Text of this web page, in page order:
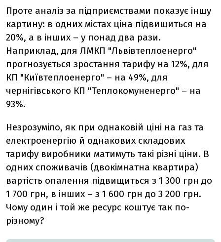
Проте аналіз за підприємствами показує іншу
картину: в одних містах ціна підвищиться на
20%, а в інших – у понад два рази.
Наприклад, для ЛМКП "Львівтеплоенерго"
прогнозується зростання тарифу на 12%, для
КП "Київтеплоенерго" – на 49%, для
чернігівського КП "Теплокомуненерго" – на
93%.
Незрозуміло, як при однаковій ціні на газ та
електроенергію й однакових складових
тарифу виробники матимуть такі різні ціни. В
одних споживачів (двокімнатна квартира)
вартість опалення підвищиться з 1 300 грн до
1 700 грн, в інших – з 1 600 грн до 3 200 грн.
Чому один і той же ресурс коштує так по-
різному?